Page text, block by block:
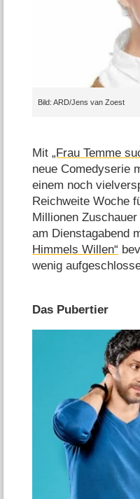
ARD/​Jens van Zoest
Mit„Frau Temme
neue Comedyserie
einem noch
Reichweite Woche
Millionen
am Dienstagabend
Himmels Willen“
wenig
Das Pubertier